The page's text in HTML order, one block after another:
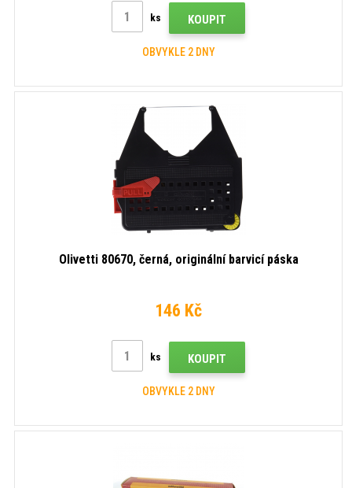
ks KOUPIT
OBVYKLE 2 DNY
Olivetti 80670, černá, originální barvicí páska
146 Kč
ks KOUPIT
OBVYKLE 2 DNY